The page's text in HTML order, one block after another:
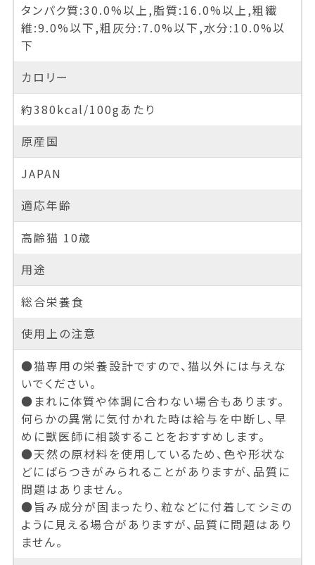
タンパク質:30.0%以上,脂質:16.0%以上,粗繊
維:9.0%以下,粗灰分:7.0%以下,水分:10.0%以
下
カロリー
約380kcal/100gあたり
原産国
JAPAN
適応年齢
高齢猫 10歳
用途
総合栄養食
使用上の注意
●猫専用の栄養設計ですので、猫以外には与えな
いでください。
●まれに体質や体調に合わない場合もあります。
何らかの異常に気付かれた時は給与を中断し、早
めに獣医師に相談することをおすすめします。
●天然の原材料を使用しているため、色や形状な
どにばらつきがみられることがありますが、品質に
問題はありません。
●旨み成分が固まったり、粒などに付着してシミの
ように見える場合がありますが、品質に問題はあり
ません。